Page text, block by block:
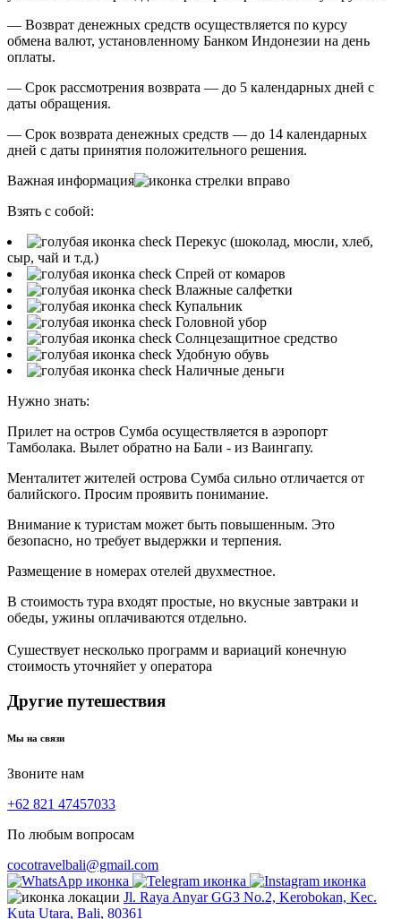
— Возврат денежных средств осуществляется по курсу
обмена валют, установленному Банком Индонезии на день
оплаты.
— Срок рассмотрения возврата — до 5 календарных дней с
даты обращения.
— Срок возврата денежных средств — до 14 календарных
дней с даты принятия положительного решения.
Важная информация
Взять с собой:
Перекус (шоколад, мюсли, хлеб,
сыр, чай и т.д.)
Спрей от комаров
Влажные салфетки
Купальник
Головной убор
Солнцезащитное средство
Удобную обувь
Наличные деньги
Нужно знать:
Прилет на остров Сумба осуществляется в аэропорт
Тамболака. Вылет обратно на Бали - из Ваингапу.
Менталитет жителей острова Сумба сильно отличается от
балийского. Просим проявить понимание.
Внимание к туристам может быть повышенным. Это
безопасно, но требует выдержки и терпения.
Размещение в номерах отелей двухместное.
В стоимость тура входят простые, но вкусные завтраки и
обеды, ужины оплачиваются отдельно.
Сушествует несколько программ и вариаций конечную
стоимость уточняйет у оператора
Другие путешествия
Мы на связи
Звоните нам
+62 821 47457033
По любым вопросам
cocotravelbali@gmail.com
Jl. Raya Anyar GG3 No.2, Kerobokan, Kec.
Kuta Utara, Bali, 80361